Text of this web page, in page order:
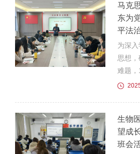
知识，
《个人
法规，
动问
节。“
点”“个
马克
东为
平法
为深
思想
难题，
党委委
院全体
内涵深
讲座。
生物
望成
班会